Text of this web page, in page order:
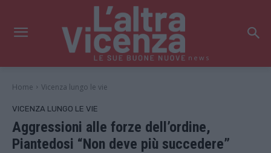
news
Home Vicenza lungo le vie
VICENZA LUNGO LE VIE
Aggressioni alle forze dell’ordine,
Piantedosi “Non deve più succedere”